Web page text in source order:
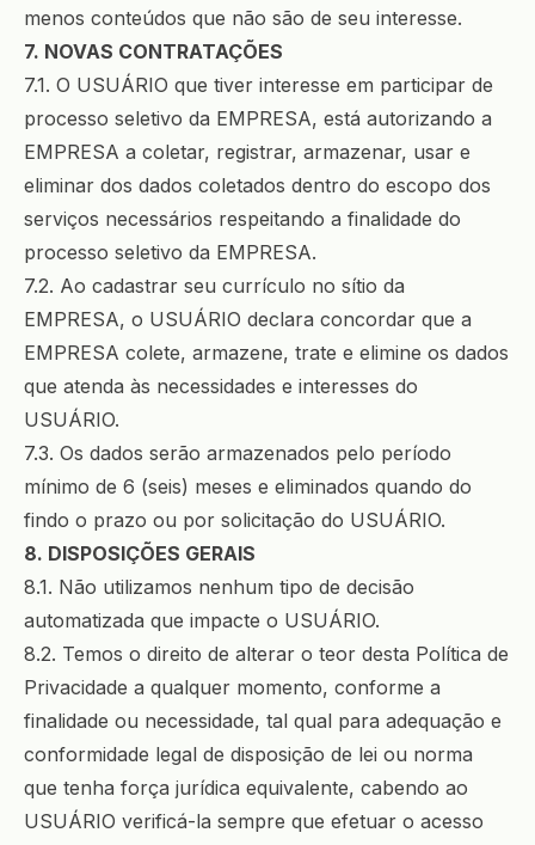
menos conteúdos que não são de seu interesse.
7. NOVAS CONTRATAÇÕES
7.1. O USUÁRIO que tiver interesse em participar de
processo seletivo da EMPRESA, está autorizando a
EMPRESA a coletar, registrar, armazenar, usar e
eliminar dos dados coletados dentro do escopo dos
serviços necessários respeitando a finalidade do
processo seletivo da EMPRESA.
7.2. Ao cadastrar seu currículo no sítio da
EMPRESA, o USUÁRIO declara concordar que a
EMPRESA colete, armazene, trate e elimine os dados
que atenda às necessidades e interesses do
USUÁRIO.
7.3. Os dados serão armazenados pelo período
mínimo de 6 (seis) meses e eliminados quando do
findo o prazo ou por solicitação do USUÁRIO.
8. DISPOSIÇÕES GERAIS
8.1. Não utilizamos nenhum tipo de decisão
automatizada que impacte o USUÁRIO.
8.2. Temos o direito de alterar o teor desta Política de
Privacidade a qualquer momento, conforme a
finalidade ou necessidade, tal qual para adequação e
conformidade legal de disposição de lei ou norma
que tenha força jurídica equivalente, cabendo ao
USUÁRIO verificá-la sempre que efetuar o acesso